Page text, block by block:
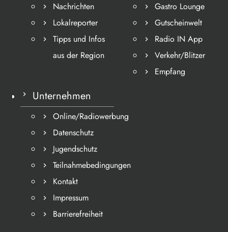
Nachrichten
Lokalreporter
Tipps und Infos
aus der Region
Gastro Lounge
Gutscheinwelt
Radio IN App
Verkehr/Blitzer
Empfang
Unternehmen
Online/Radiowerbung
Datenschutz
Jugendschutz
Teilnahmebedingungen
Kontakt
Impressum
Barrierefreiheit